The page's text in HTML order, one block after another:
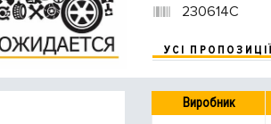
230614C
УСІ ПРОПОЗИЦІЇ
Виробник